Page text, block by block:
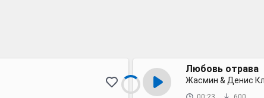
Любовь отрава
Жасмин & Денис